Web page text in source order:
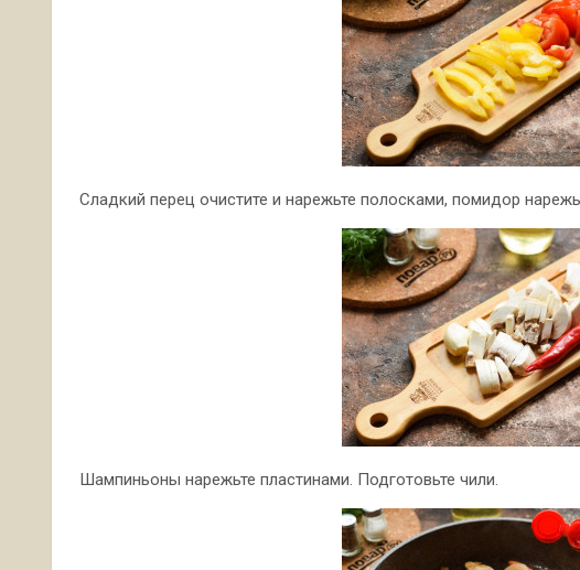
Сладкий перец очистите и нарежьте полосками, помидор
Шампиньоны нарежьте пластинами. Подготовьте чили.